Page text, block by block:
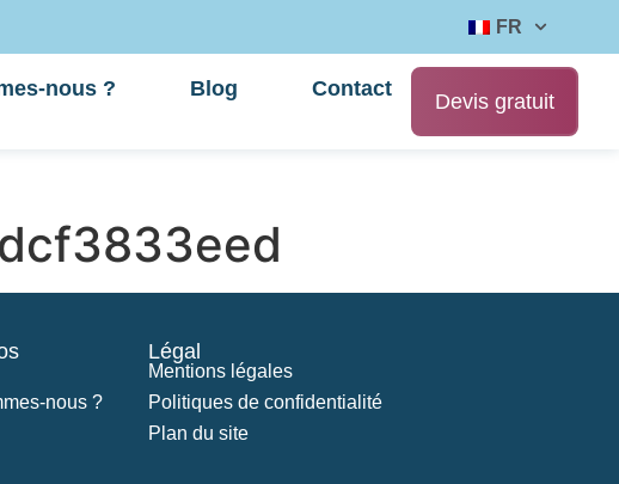
FR
nous ? Blog Contact
Devis gratuit
nous ?
Légal
Mentions légales
Politiques de confidentialité
Plan du site